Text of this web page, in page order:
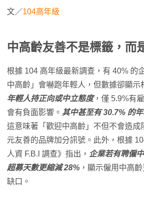
文／104高年級
中高齡友善不是標籤，而
根據 104 高年級最新調查，有 40% 的
中高齡」會嚇跑年輕人，但數據卻顯示
年輕人持正向或中立態度，僅 5.9%有
會有負面影響。 其中甚至有 30.7% 的
這意味著「歡迎中高齡」不但不會造成
元友善的品牌加分訊號。此外，根據
人資 F.B.I 調查》指出， 企業若有聘僱
超募天數更縮減 28% ，顯示僱用中高
缺口。